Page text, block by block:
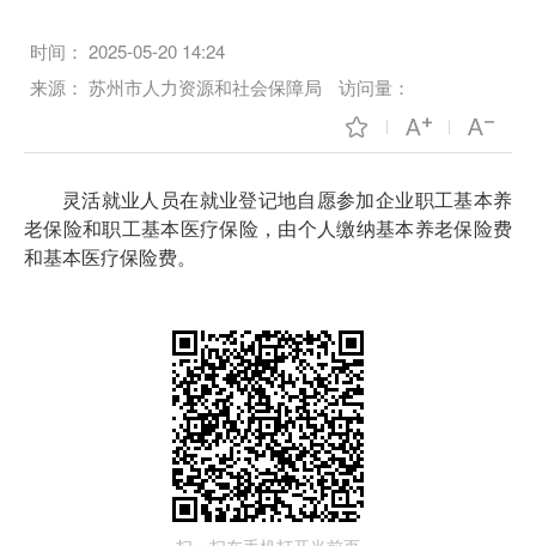
时间： 2025-05-20 14:24
来源： 苏州市人力资源和社会保障局 访问量：
灵活就业人员在就业登记地自愿参加企业职工基本养
老保险和职工基本医疗保险，由个人缴纳基本养老保险费
和基本医疗保险费。